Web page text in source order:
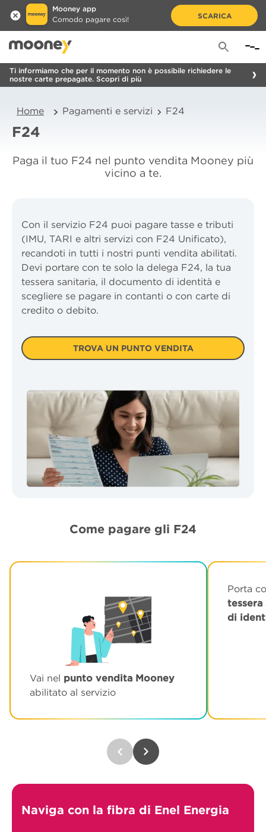
Mooney app
Comodo pagare così!
SCARICA
Ti informiamo che per il momento non è possibile richiedere le
nostre carte prepagate. Scopri di più
Home Pagamenti e servizi F24
F24
Paga il tuo F24 nel punto vendita Mooney più
vicino a te.
Con il servizio F24 puoi pagare tasse e tributi
(IMU, TARI e altri servizi con F24 Unificato),
recandoti in tutti i nostri punti vendita abilitati.
Devi portare con te solo la delega F24, la tua
tessera sanitaria, il documento di identità e
scegliere se pagare in contanti o con carte di
credito o debito.
TROVA UN PUNTO VENDITA
Come pagare gli F24
Vai nel punto vendita Mooney
abilitato al servizio
Porta
tessera
di
Naviga con la fibra di Enel Energia